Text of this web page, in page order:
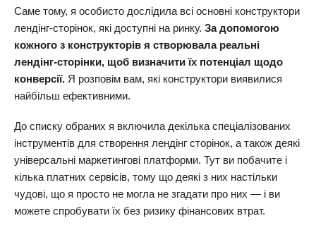
Саме тому, я особисто дослідила всі основні конструктори
лендінг-сторінок, які доступні на ринку. За допомогою
кожного з конструкторів я створювала реальні
лендінг-сторінки, щоб визначити їх потенціал щодо
конверсії. Я розповім вам, які конструктори виявилися
найбільш ефективними.
До списку обраних я включила декілька спеціалізованих
інструментів для створення лендінг сторінок, а також деякі
універсальні маркетингові платформи. Тут ви побачите і
кілька платних сервісів, тому що деякі з них настільки
чудові, що я просто не могла не згадати про них — і ви
можете спробувати їх без ризику фінансових втрат.